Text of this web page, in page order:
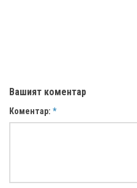
Вашият коментар
Коментар: *